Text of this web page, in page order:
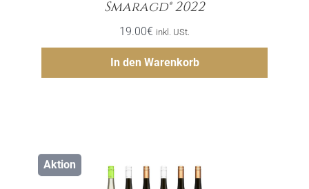
Smaragd® 2022
19.00€ inkl. USt.
In den Warenkorb
Hinzufügen
Aktion